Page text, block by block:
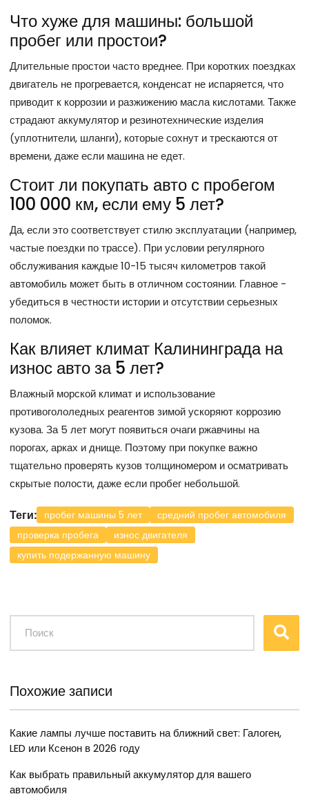
Что хуже для машины: большой
пробег или простои?
Длительные простои часто вреднее. При коротких поездках
двигатель не прогревается, конденсат не испаряется, что
приводит к коррозии и разжижению масла кислотами. Также
страдают аккумулятор и резинотехнические изделия
(уплотнители, шланги), которые сохнут и трескаются от
времени, даже если машина не едет.
Стоит ли покупать авто с пробегом
100 000 км, если ему 5 лет?
Да, если это соответствует стилю эксплуатации (например,
частые поездки по трассе). При условии регулярного
обслуживания каждые 10-15 тысяч километров такой
автомобиль может быть в отличном состоянии. Главное -
убедиться в честности истории и отсутствии серьезных
поломок.
Как влияет климат Калининграда на
износ авто за 5 лет?
Влажный морской климат и использование
противогололедных реагентов зимой ускоряют коррозию
кузова. За 5 лет могут появиться очаги ржавчины на
порогах, арках и днище. Поэтому при покупке важно
тщательно проверять кузов толщиномером и осматривать
скрытые полости, даже если пробег небольшой.
Теги: пробег машины 5 лет
средний пробег автомобиля
проверка пробега
износ двигателя
купить подержанную машину
Похожие записи
Какие лампы лучше поставить на ближний свет: Галоген,
LED или Ксенон в 2026 году
Как выбрать правильный аккумулятор для вашего
автомобиля